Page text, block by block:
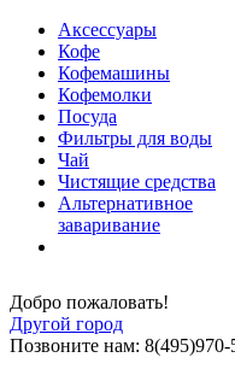
Аксессуары
Кофе
Кофемашины
Кофемолки
Посуда
Фильтры для воды
Чай
Чистящие средства
Альтернативное
заваривание
Добро пожаловать!
Другой город
Позвоните нам: 8(495)970-